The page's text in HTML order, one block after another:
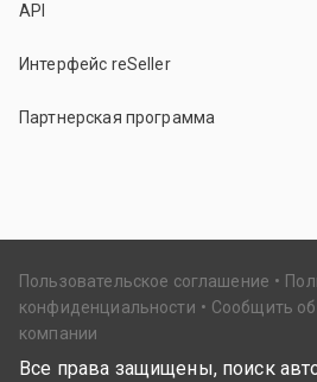
API
Интерфейс reSeller
Партнерская программа
Пользовательское соглашение
конфиденциальности
Сообщить
компании
Все права защищены, поиск